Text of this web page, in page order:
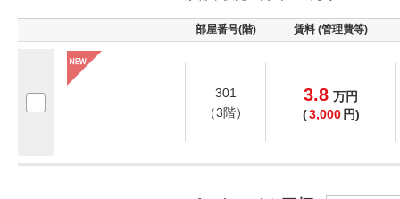
部屋番号(階) 賃料 (管理費等)
301
（3階）
3.8 万円
(3,000 円)